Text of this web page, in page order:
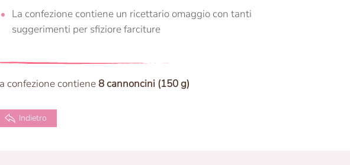
La confezione contiene un ricettario omaggio con tanti
suggerimenti per sfiziore farciture
confezione contiene 8 cannoncini (150 g)
Indietro